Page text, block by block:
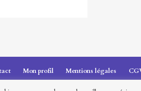
Mon profil Mentions légales